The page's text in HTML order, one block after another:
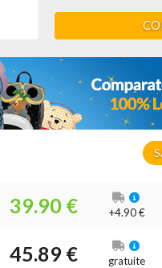
39.90 € +4.90 €
45.89 € gratuite